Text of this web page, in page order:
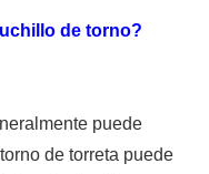
de torno?
puede
de torreta puede